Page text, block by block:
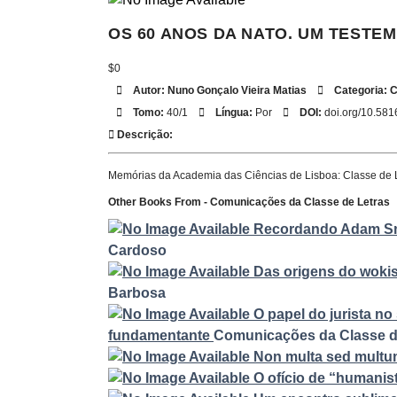
OS 60 ANOS DA NATO. UM
$0
Autor: Nuno Gonçalo Vieira Matias Categoria:
Tomo: 40/1 Língua: Por DOI: doi.org/
Descrição:
Memórias da Academia das Ciências de Lisboa: Classe de
Other Books From - Comunicações da Classe de Letras
Recordando Adam
Cardoso
Das origens do
Barbosa
O papel do jurista
fundamentante Comunicações da Classe
Non multa sed
O ofício de